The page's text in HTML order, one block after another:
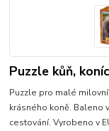
Puzzle kůň,
Puzzle pro malé
krásného koně. Baleno
cestování. Vyrobeno v